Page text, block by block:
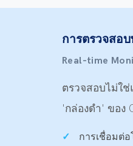
การตรวจสอ
Real-time
ตรวจสอบไม่ใ
'กล่องดำ' ของ
การเชื่อมต่อ